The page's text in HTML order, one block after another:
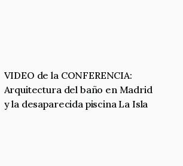
VIDEO de la CONFERENCIA:
Arquitectura del baño en Madrid
y la desaparecida piscina La Isla